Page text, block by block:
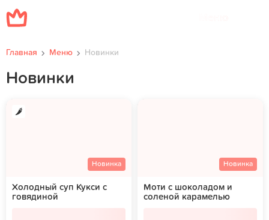
Главная Меню Новинки
Новинки
Новинка
Холодный суп Кукси с
говядиной
Новинка
Моти с шоколадом и
соленой карамелью